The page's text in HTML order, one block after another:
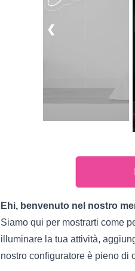
❮
Ehi, benvenuto nel nostro
Siamo qui per mostrarti come
illuminare la tua attività,
nostro configuratore è pieno di